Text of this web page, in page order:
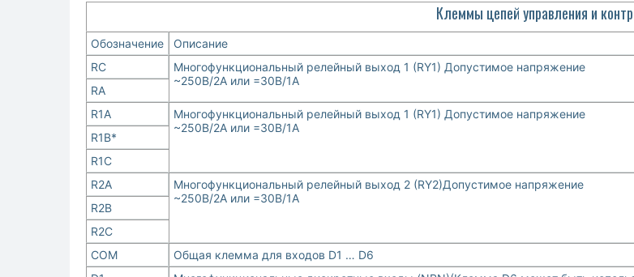
Клеммы цепей управления и
Обозначение
Описание
RC
Многофункциональный релейный выход 1 (RY1) Допустимое напряжение
~250В/2А или =30В/1А
RA
R1A
Многофункциональный релейный выход 1 (RY1) Допустимое напряжение
~250В/2А или =30В/1А
R1B*
R1C
R2A
Многофункциональный релейный выход 2 (RY2)Допустимое напряжение
~250В/2А или =30В/1А
R2B
R2C
COM
Общая клемма для входов D1 … D6